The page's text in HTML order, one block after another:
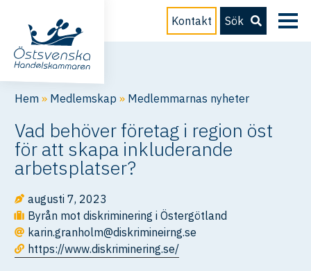
Kontakt Sök
Hem » Medlemskap » Medlemmarnas nyheter
Vad behöver företag i region öst
för att skapa inkluderande
arbetsplatser?
augusti 7, 2023
Byrån mot diskriminering i Östergötland
karin.granholm@diskrimineirng.se
https://www.diskriminering.se/